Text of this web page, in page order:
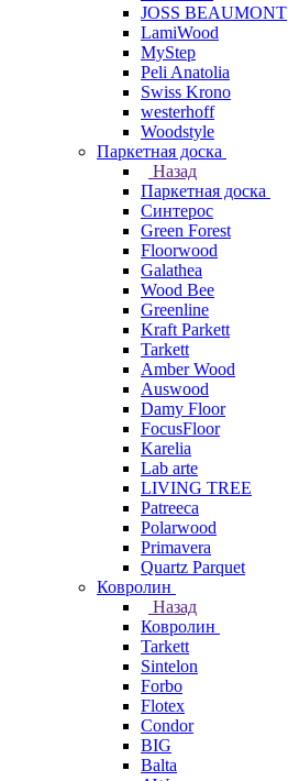
JOSS BEAUMONT
LamiWood
MyStep
Peli Anatolia
Swiss Krono
westerhoff
Woodstyle
Паркетная доска
Назад
Паркетная доска
Синтерос
Green Forest
Floorwood
Galathea
Wood Bee
Greenline
Kraft Parkett
Tarkett
Amber Wood
Auswood
Damy Floor
FocusFloor
Karelia
Lab arte
LIVING TREE
Patreeca
Polarwood
Primavera
Quartz Parquet
Ковролин
Назад
Ковролин
Tarkett
Sintelon
Forbo
Flotex
Condor
BIG
Balta